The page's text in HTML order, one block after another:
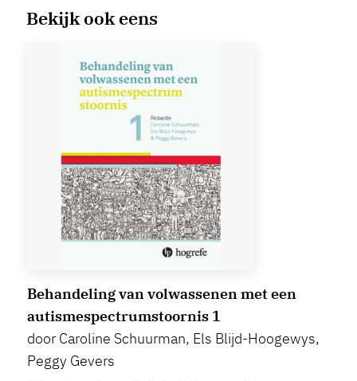
Bekijk ook eens
Behandeling van volwassenen met een
autismespectrumstoornis 1
door Caroline Schuurman, Els Blijd-Hoogewys,
Peggy Gevers